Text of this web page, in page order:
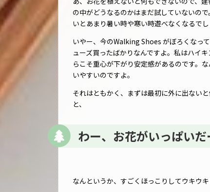
の中がどうなるのかはまだ試していないの
いとあまり暑い時や寒い時遊べなくなるでし
いやー、今のWalking Shoes がぼろくなっ
ューズ買ったばかりなんですよ。私はハイ
らこそ重心が下がり安定感があるのです。
いやすいのですよ。
それはともかく、まずは最初に外に出ない
と、
わー、お花がいっぱいだ
なんというか、すごくほっこりしてウキウキ